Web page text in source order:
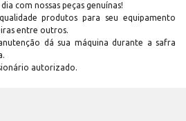
com nossas peças genuínas!
produtos para seu equipamento
entre outros.
dá sua máquina durante a safra
autorizado.